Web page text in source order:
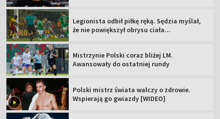
Legionista odbił piłkę ręką. Sędzia myślał,
że nie powiększył obrysu ciała...
Mistrzynie Polski coraz bliżej LM.
Awansowały do ostatniej rundy
Polski mistrz świata walczy o zdrowie.
Wspierają go gwiazdy [WIDEO]